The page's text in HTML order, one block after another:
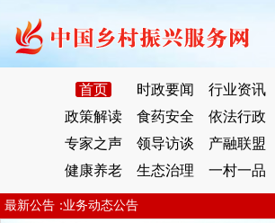
首页 时政要闻 行业资讯
政策解读
食药安全 依法行政
专家之声
领导访谈 产融联盟
健康养老
生态治理 一村一品
最新公告：业务动态公告